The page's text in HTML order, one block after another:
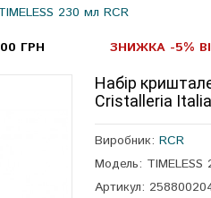
230 мл RCR
ГРН
ЗНИЖКА -5%
Набір
Cristalleria
Виробник:RCR
Модель:
Артикул: